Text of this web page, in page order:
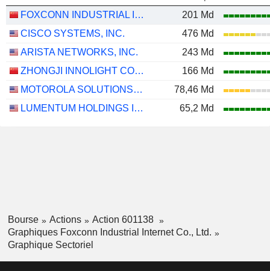
FOXCONN INDUSTRIAL INTERNET CO., LTD.
201 Md
CISCO SYSTEMS, INC.
476 Md
ARISTA NETWORKS, INC.
243 Md
ZHONGJI INNOLIGHT CO., LTD.
166 Md
MOTOROLA SOLUTIONS, INC.
78,46 Md
LUMENTUM HOLDINGS INC.
65,2 Md
Bourse Actions
Action 601138
Graphiques Foxconn Industrial Internet Co., Ltd.
Graphique Sectoriel